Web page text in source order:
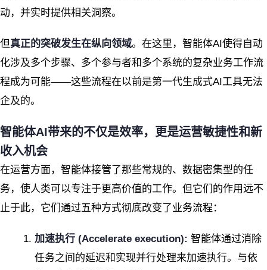
动，并实时提供相关洞察。
但真正的突破发生在纵向领域。在这里，智能体AI使得自动
化涉及多个步骤、多个参与者和多个系统的复杂业务工作流
程成为可能——这些流程在以前是第一代生成式AI工具无法
企及的。
智能体AI带来的不仅是效率，更是运营敏捷性和新
收入机会
在运营方面，智能体接管了那些常规的、数据密集型的任
务，使人类可以专注于更高价值的工作。但它们的作用远不
止于此，它们通过五种方式彻底改变了业务流程：
加速执行 (Accelerate execution): 智能体通过消除
任务之间的延迟和实现并行处理来加速执行。与依